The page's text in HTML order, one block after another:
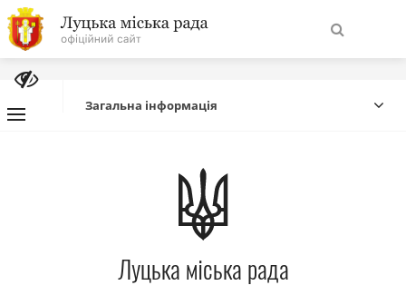
На
головну
Про місто
Міська влада
Міська рада
Загальна інформація
Луцька міська рада